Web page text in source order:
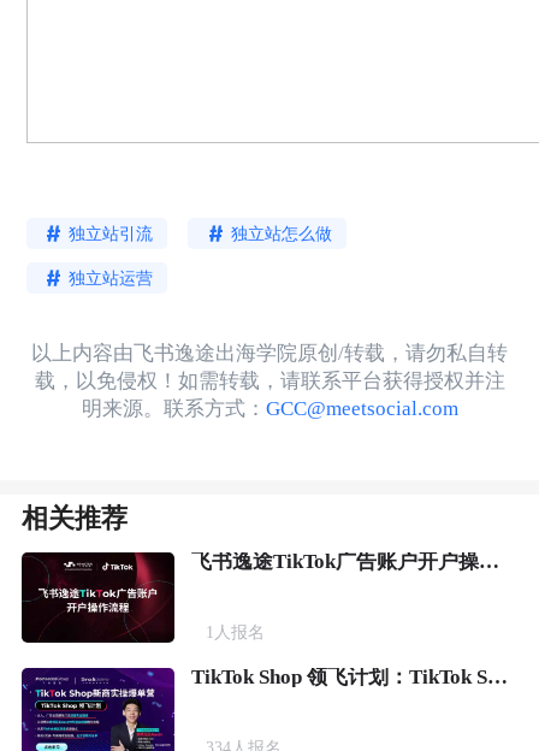
独立站引流 独立站怎么做
独立站运营
以上内容由飞书逸途出海学院原创/转载，请勿私自转
载，以免侵权！如需转载，请联系平台获得授权并注
明来源。联系方式： GCC@meetsocial.com
相关推荐
飞书逸途TikTok广告账户开户操作流程
1 人报名
TikTok Shop 领飞计划：TikTok Shop新商实操爆单营